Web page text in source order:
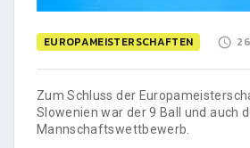
EUROPAMEISTERSCHAFTEN
Zum Schluss der
Slowenien war der 9 Ball und auch
Mannschaftswettbewerb.